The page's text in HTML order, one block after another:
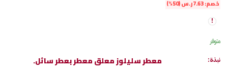
خصم:7.63ر.س(50%)
متوفر
نبذة:
معطر سليلوز معلق معطر بعطر سائل.